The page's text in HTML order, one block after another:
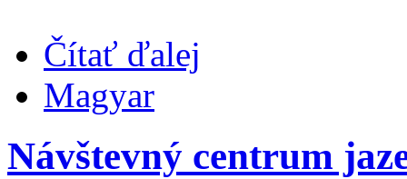
Čítať ďalej
Magyar
Návštevný centrum